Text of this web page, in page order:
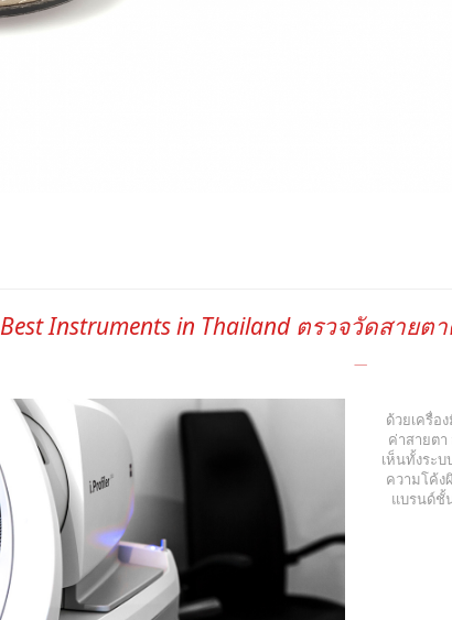
Best Instruments in Thailand ตรวจวัดสาย
ด้วยเครื่อ
ค่าสายตา
เห็นทั้งระ
ความโค้ง
แบรนด์ชั้